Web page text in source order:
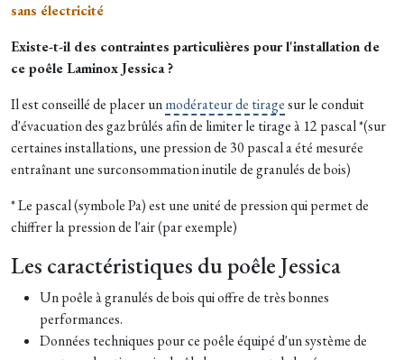
sans électricité
Existe-t-il des contraintes particulières pour l'installation de
ce poêle Laminox Jessica ?
Il est conseillé de placer unmodérateur de tiragesur le conduit
d'évacuation des gaz brûlés afin de limiter le tirage à 12 pascal *(sur
certaines installations, une pression de 30 pascal a été mesurée
entraînant une surconsommation inutile de granulés de bois)
* Le pascal (symbole Pa) est une unité de pression qui permet de
chiffrer la pression de l'air (par exemple)
Les caractéristiques du poêle Jessica
Un poêle à granulés de bois qui offre de très bonnes
performances.
Données techniques pour ce poêle équipé d'un système de